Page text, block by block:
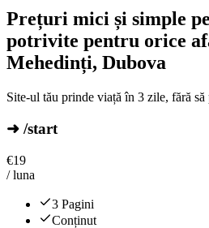
Prețuri mici și simple
potrivite pentru orice
Mehedinți, Dubova
Site-ul tău prinde viață în 3 zile, fără
➜ /start
€19
/ luna
3 Pagini
Conținut